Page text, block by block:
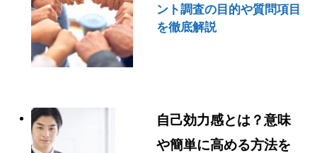
ント調査の目的や質問項目
を徹底解説
自己効力感とは？意味
や簡単に高める方法を